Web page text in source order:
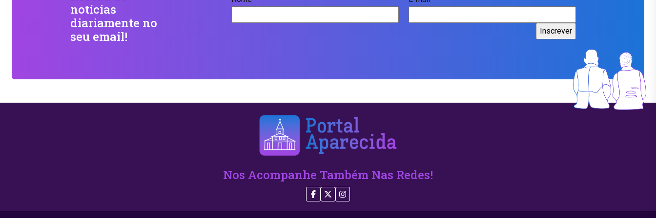
notícias
diariamente no
seu email!
Nos Acompanhe Também Nas Redes!